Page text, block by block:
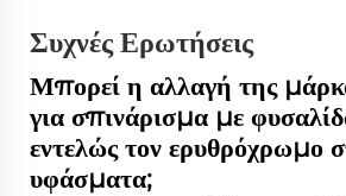
Συχνές Ερωτήσεις
Μπορεί η αλλαγή της
για σπινάρισμα με
εντελώς τον ερυθρόχρωμο
υφάσματα;